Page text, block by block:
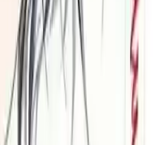
duygusal dünyasına ve büyüme
bir eser olarak öne çıkar.
olayların gerçekçiliği, kitabı
biri haline getirir. Ayrıca,
dikkat çeker. Bu eser, gençlerin
için güzel bir araçtır, aynı
ve anlamlı yolculuğuna ışık